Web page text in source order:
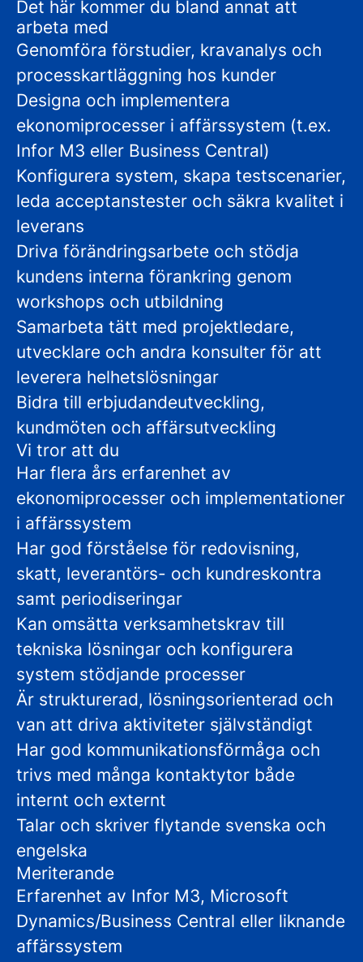
Det här kommer du bland annat att
arbeta med
Genomföra förstudier, kravanalys och
processkartläggning hos kunder
Designa och implementera
ekonomiprocesser i affärssystem (t.ex.
Infor M3 eller Business Central)
Konfigurera system, skapa testscenarier,
leda acceptanstester och säkra kvalitet i
leverans
Driva förändringsarbete och stödja
kundens interna förankring genom
workshops och utbildning
Samarbeta tätt med projektledare,
utvecklare och andra konsulter för att
leverera helhetslösningar
Bidra till erbjudandeutveckling,
kundmöten och affärsutveckling
Vi tror att du
Har flera års erfarenhet av
ekonomiprocesser och implementationer
i affärssystem
Har god förståelse för redovisning,
skatt, leverantörs- och kundreskontra
samt periodiseringar
Kan omsätta verksamhetskrav till
tekniska lösningar och konfigurera
system stödjande processer
Är strukturerad, lösningsorienterad och
van att driva aktiviteter självständigt
Har god kommunikationsförmåga och
trivs med många kontaktytor både
internt och externt
Talar och skriver flytande svenska och
engelska
Meriterande
Erfarenhet av Infor M3, Microsoft
Dynamics/Business Central eller liknande
affärssystem